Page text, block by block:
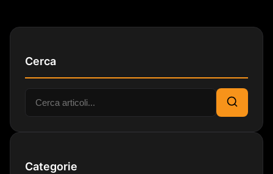
Cerca
Cerca:
Cerca
Categorie